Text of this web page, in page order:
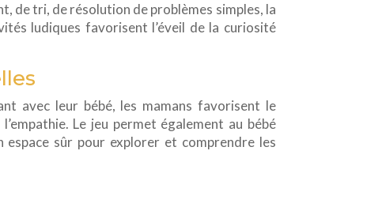
de tri, de résolution de problèmes simples, la
ludiques favorisent l’éveil de la curiosité
avec leur bébé, les mamans favorisent le
Le jeu permet également au bébé
sûr pour explorer et comprendre les